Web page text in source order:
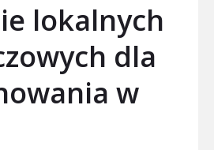
lokalnych
dla
w